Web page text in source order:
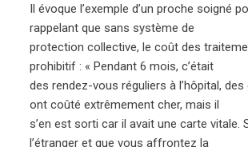
Il évoque l’exemple d’un proche soigné
rappelant que sans système de
protection collective, le coût des
prohibitif : « Pendant 6 mois, c’était
des rendez-vous réguliers à l’hôpital, des
ont coûté extrêmement cher, mais il
s’en est sorti car il avait une carte vitale.
l’étranger et que vous affrontez la